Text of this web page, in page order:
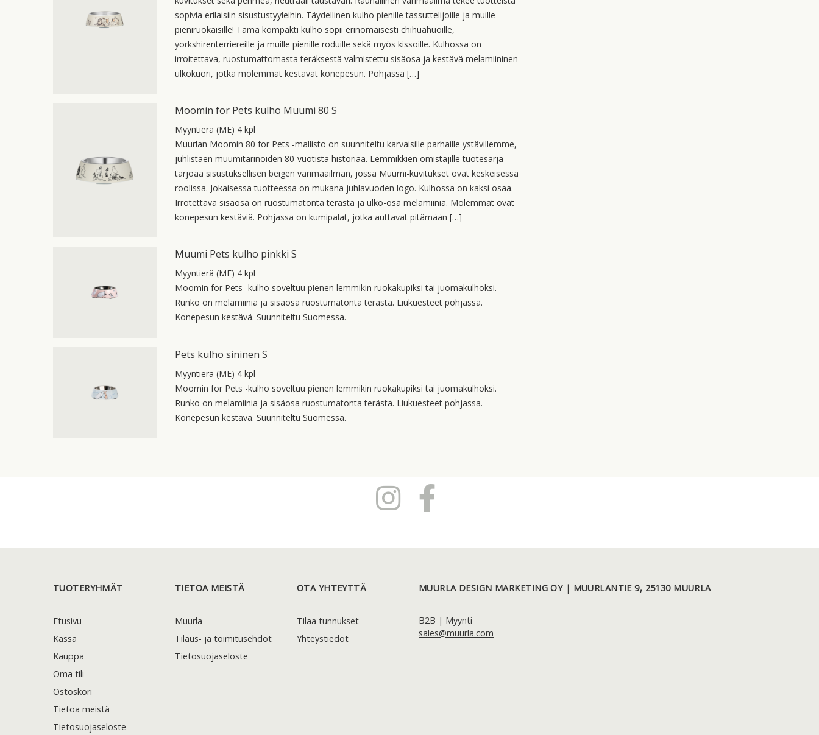
sopivia erilaisiin sisustustyyleihin. Täydellinen kulho pienille tassuttelijoille ja muille
pieniruokaisille! Tämä kompakti kulho sopii erinomaisesti chihuahuoille,
yorkshirenterriereille ja muille pienille roduille sekä myös kissoille. Kulhossa on
irroitettava, ruostumattomasta teräksestä valmistettu sisäosa ja kestävä melamiininen
ulkokuori, jotka molemmat kestävät konepesun. Pohjassa […]
Moomin for Pets kulho Muumi 80 S
Myyntierä (ME) 4 kpl
Muurlan Moomin 80 for Pets -mallisto on suunniteltu karvaisille parhaille ystävillemme,
juhlistaen muumitarinoiden 80-vuotista historiaa. Lemmikkien omistajille tuotesarja
tarjoaa sisustuksellisen beigen värimaailman, jossa Muumi-kuvitukset ovat keskeisessä
roolissa. Jokaisessa tuotteessa on mukana juhlavuoden logo. Kulhossa on kaksi osaa.
Irrotettava sisäosa on ruostumatonta terästä ja ulko-osa melamiinia. Molemmat ovat
konepesun kestäviä. Pohjassa on kumipalat, jotka auttavat pitämään […]
Muumi Pets kulho pinkki S
Myyntierä (ME) 4 kpl
Moomin for Pets -kulho soveltuu pienen lemmikin ruokakupiksi tai juomakulhoksi.
Runko on melamiinia ja sisäosa ruostumatonta terästä. Liukuesteet pohjassa.
Konepesun kestävä. Suunniteltu Suomessa.
Pets kulho sininen S
Myyntierä (ME) 4 kpl
Moomin for Pets -kulho soveltuu pienen lemmikin ruokakupiksi tai juomakulhoksi.
Runko on melamiinia ja sisäosa ruostumatonta terästä. Liukuesteet pohjassa.
Konepesun kestävä. Suunniteltu Suomessa.
TUOTERYHMÄT
Etusivu
Kassa
Kauppa
Oma tili
Ostoskori
Tietoa meistä
Tietosuojaseloste
TIETOA MEISTÄ
Muurla
Tilaus- ja toimitusehdot
Tietosuojaseloste
OTA YHTEYTTÄ
Tilaa tunnukset
Yhteystiedot
MUURLA DESIGN MARKETING OY | MUURLANTIE 9, 25130 MUURLA
B2B | Myynti
sales@muurla.com